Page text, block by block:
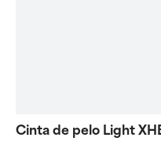
Cinta de pelo Light